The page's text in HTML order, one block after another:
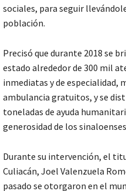
sociales, para seguir
población.
Precisó que durante 2018 se
estado alrededor de 300 mil
inmediatas y de especialidad,
ambulancia gratuitos, y se
toneladas de ayuda
generosidad de los
Durante su intervención, el
Culiacán, Joel Valenzuela
pasado se otorgaron en el